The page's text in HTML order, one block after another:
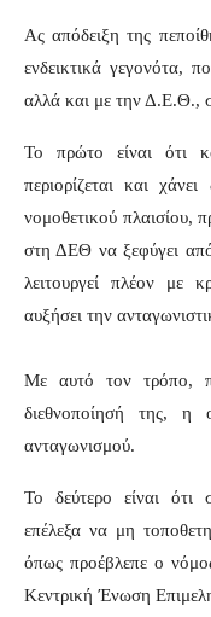
Ας απόδειξη της
ενδεικτικά γεγονότα,
αλλά και με την Δ.Ε.Θ.,
Το πρώτο είναι ότι
περιορίζεται και
νομοθετικού πλαισίου,
στη ΔΕΘ να ξεφύγει από
λειτουργεί πλέον με
αυξήσει την
Με αυτό τον τρόπο,
διεθνοποίησή της, η
ανταγωνισμού.
Το δεύτερο είναι ότι
επέλεξα να μη
όπως προέβλεπε ο
Κεντρική Ένωση